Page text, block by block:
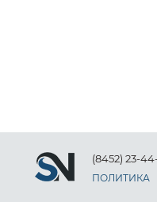
(8452) 23-
ПОЛИТИКА